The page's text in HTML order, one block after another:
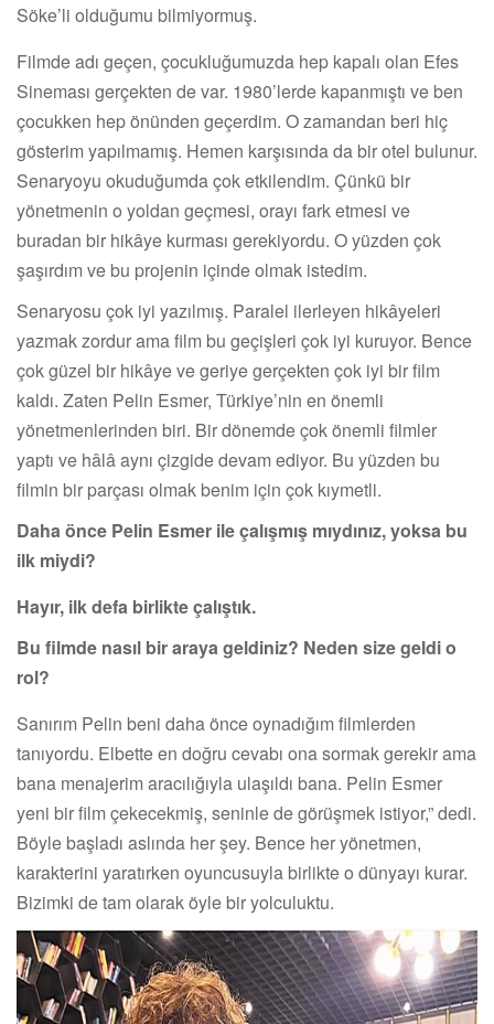
Söke’li olduğumu bilmiyormuş.
Filmde adı geçen, çocukluğumuzda hep kapalı olan Efes
Sineması gerçekten de var. 1980’lerde kapanmıştı ve ben
çocukken hep önünden geçerdim. O zamandan beri hiç
gösterim yapılmamış. Hemen karşısında da bir otel bulunur.
Senaryoyu okuduğumda çok etkilendim. Çünkü bir
yönetmenin o yoldan geçmesi, orayı fark etmesi ve
buradan bir hikâye kurması gerekiyordu. O yüzden çok
şaşırdım ve bu projenin içinde olmak istedim.
Senaryosu çok iyi yazılmış. Paralel ilerleyen hikâyeleri
yazmak zordur ama film bu geçişleri çok iyi kuruyor. Bence
çok güzel bir hikâye ve geriye gerçekten çok iyi bir film
kaldı. Zaten Pelin Esmer, Türkiye’nin en önemli
yönetmenlerinden biri. Bir dönemde çok önemli filmler
yaptı ve hâlâ aynı çizgide devam ediyor. Bu yüzden bu
filmin bir parçası olmak benim için çok kıymetli.
Daha önce Pelin Esmer ile çalışmış mıydınız, yoksa bu
ilk miydi?
Hayır, ilk defa birlikte çalıştık.
Bu filmde nasıl bir araya geldiniz? Neden size geldi o
rol?
Sanırım Pelin beni daha önce oynadığım filmlerden
tanıyordu. Elbette en doğru cevabı ona sormak gerekir ama
bana menajerim aracılığıyla ulaşıldı bana. Pelin Esmer
yeni bir film çekecekmiş, seninle de görüşmek istiyor,” dedi.
Böyle başladı aslında her şey. Bence her yönetmen,
karakterini yaratırken oyuncusuyla birlikte o dünyayı kurar.
Bizimki de tam olarak öyle bir yolculuktu.